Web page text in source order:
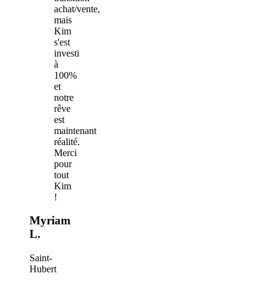
achat/vente,
mais
Kim
s'est
investi
à
100%
et
notre
rêve
est
maintenant
réalité.
Merci
pour
tout
Kim
!
Myriam
L.
Saint-
Hubert